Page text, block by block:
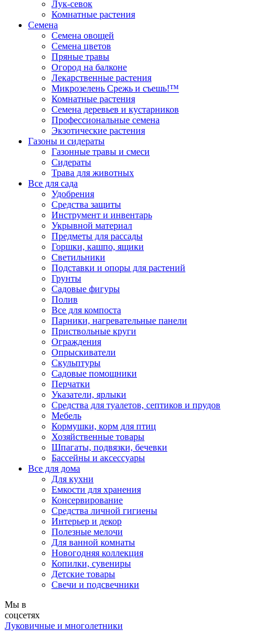
Лук-севок
Комнатные растения
Семена
Семена овощей
Семена цветов
Пряные травы
Огород на балконе
Лекарственные растения
Микрозелень Срежь и съешь!™
Комнатные растения
Семена деревьев и кустарников
Профессиональные семена
Экзотические растения
Газоны и сидераты
Газонные травы и смеси
Сидераты
Трава для животных
Все для сада
Удобрения
Средства защиты
Инструмент и инвентарь
Укрывной материал
Предметы для рассады
Горшки, кашпо, ящики
Светильники
Подставки и опоры для растений
Грунты
Садовые фигуры
Полив
Все для компоста
Парники, нагревательные панели
Приствольные круги
Ограждения
Опрыскиватели
Скульптуры
Садовые помощники
Перчатки
Указатели, ярлыки
Средства для туалетов, септиков и прудов
Мебель
Кормушки, корм для птиц
Хозяйственные товары
Шпагаты, подвязки, бечевки
Бассейны и аксессуары
Все для дома
Для кухни
Емкости для хранения
Консервирование
Средства личной гигиены
Интерьер и декор
Полезные мелочи
Для ванной комнаты
Новогодняя коллекция
Копилки, сувениры
Детские товары
Свечи и подсвечники
Мы в
соцсетях
Луковичные и многолетники